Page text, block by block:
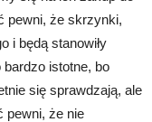
pewni, że skrzynki,
i będą stanowiły
istotne, bo
się sprawdzają, ale
pewni, że nie